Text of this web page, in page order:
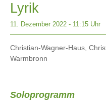
Lyrik
11. Dezember 2022 11:15 Uhr
Christian-Wagner-Haus,
Warmbronn
Soloprogramm